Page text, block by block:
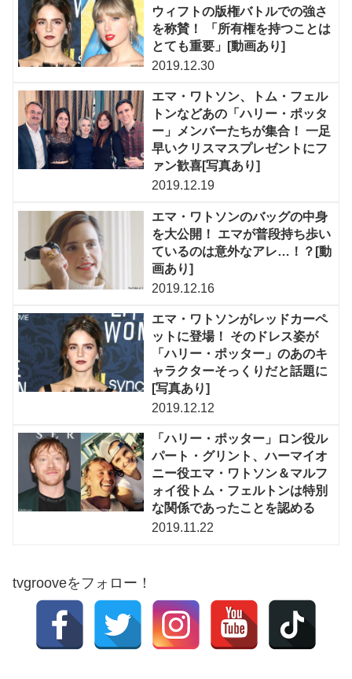
ウィフトの版権バトルでの強さ
を称賛！ 「所有権を持つことは
とても重要」[動画あり]
2019.12.30
エマ・ワトソン、トム・フェル
トンなどあの「ハリー・ポッタ
ー」メンバーたちが集合！ 一足
早いクリスマスプレゼントにフ
ァン歓喜[写真あり]
2019.12.19
エマ・ワトソンのバッグの中身
を大公開！ エマが普段持ち歩い
ているのは意外なアレ…！？[動
画あり]
2019.12.16
エマ・ワトソンがレッドカーペ
ットに登場！ そのドレス姿が
「ハリー・ポッター」のあのキ
ャラクターそっくりだと話題に
[写真あり]
2019.12.12
「ハリー・ポッター」ロン役ル
パート・グリント、ハーマイオ
ニー役エマ・ワトソン＆マルフ
ォイ役トム・フェルトンは特別
な関係であったことを認める
2019.11.22
tvgrooveをフォロー！